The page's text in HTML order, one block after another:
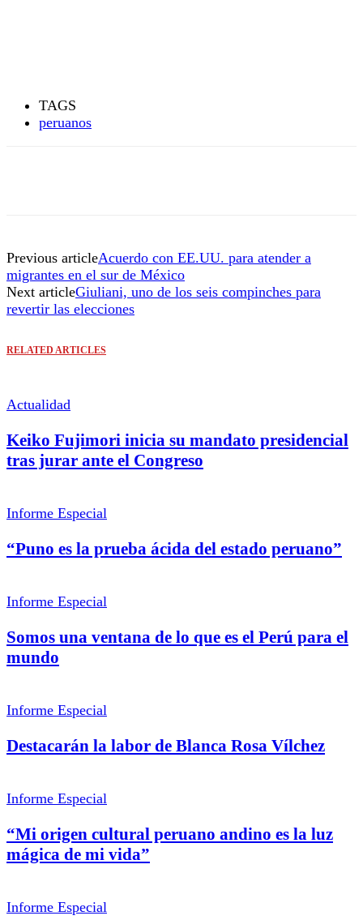
TAGS
peruanos
Previous articleAcuerdo con EE.UU. para atender a
migrantes en el sur de México
Next articleGiuliani, uno de los seis compinches para
revertir las elecciones
RELATED ARTICLES
Actualidad
Keiko Fujimori inicia su mandato presidencial
tras jurar ante el Congreso
Informe Especial
“Puno es la prueba ácida del estado peruano”
Informe Especial
Somos una ventana de lo que es el Perú para el
mundo
Informe Especial
Destacarán la labor de Blanca Rosa Vílchez
Informe Especial
“Mi origen cultural peruano andino es la luz
mágica de mi vida”
Informe Especial